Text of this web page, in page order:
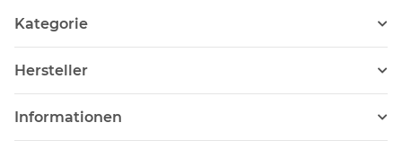
Kategorie
Hersteller
Informationen